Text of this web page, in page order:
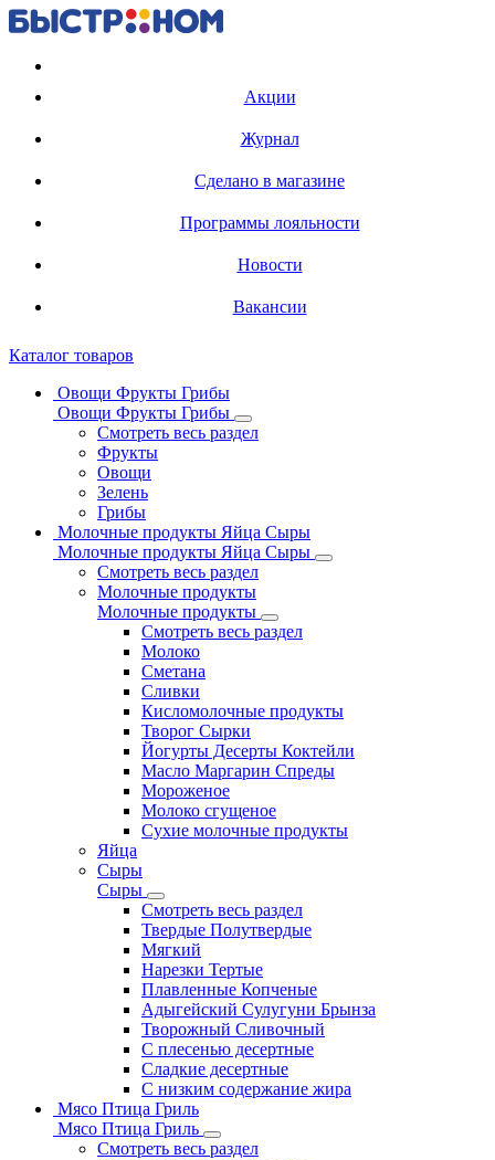
Акции
Журнал
Сделано в магазине
Программы лояльности
Новости
Вакансии
Каталог товаров
Овощи Фрукты Грибы
Овощи Фрукты Грибы
Смотреть весь раздел
Фрукты
Овощи
Зелень
Грибы
Молочные продукты Яйца Сыры
Молочные продукты Яйца Сыры
Смотреть весь раздел
Молочные продукты
Молочные продукты
Смотреть весь раздел
Молоко
Сметана
Сливки
Кисломолочные продукты
Творог Сырки
Йогурты Десерты Коктейли
Масло Маргарин Спреды
Мороженое
Молоко сгущеное
Сухие молочные продукты
Яйца
Сыры
Сыры
Смотреть весь раздел
Твердые Полутвердые
Мягкий
Нарезки Тертые
Плавленные Копченые
Адыгейский Сулугуни Брынза
Творожный Сливочный
С плесенью десертные
Сладкие десертные
С низким содержание жира
Мясо Птица Гриль
Мясо Птица Гриль
Смотреть весь раздел